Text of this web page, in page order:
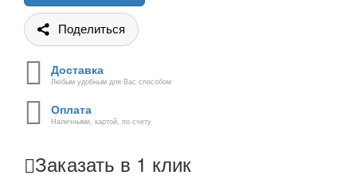
Поделиться
Доставка
Любым удобным для Вас способом
Оплата
Наличными, картой, по счету
Заказать в 1 клик